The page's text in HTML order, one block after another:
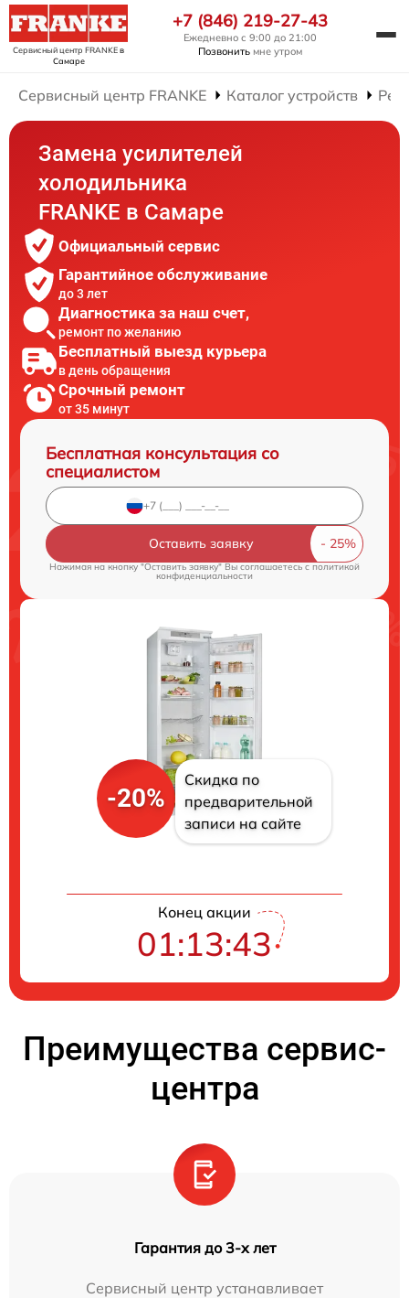
Сервисный центр FRANKEв
Самаре
+7 (846) 219-27-43
Ежедневно с 9:00 до 21:00
Позвонить мне утром
Сервисный центр FRANKE Каталог устройств
Замена усилителей
холодильника
FRANKE в Самаре
Официальный сервис
Гарантийное обслуживание
до 3 лет
Диагностика за наш счет,
ремонт по желанию
Бесплатный выезд курьера
в день обращения
Срочный ремонт
от 35 минут
Бесплатная консультация со
специалистом
Оставить заявку
Нажимая на кнопку "Оставить заявку" Вы соглашаетесь cполитикой
конфиденциальности
-20%
Скидка по
предварительной
записи на сайте
Конец акции
01:13:42
Преимущества сервис-
центра
Гарантия до 3-х лет
Сервисный центр устанавливает